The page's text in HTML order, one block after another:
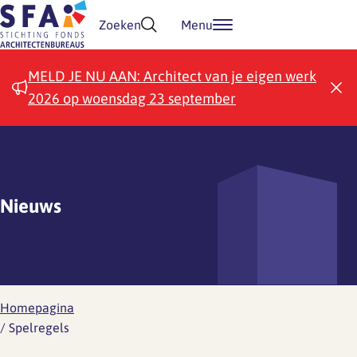
Doorgaan naar inhoud
Zoeken Menu
MELD JE NU AAN: Architect van je eigen werk
2026 op woensdag 23 september
Nieuws
Homepagina
/ Spelregels